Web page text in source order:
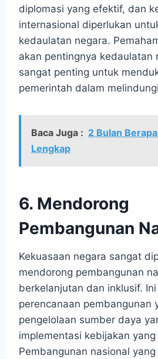
diplomasi yang efektif, dan
internasional diperlukan
kedaulatan negara.
akan pentingnya kedaulatan
sangat penting untuk
pemerintah dalam
Baca Juga : 2 Bulan
Lengkap
6. Mendorong
Pembangunan
Kekuasaan negara sangat
mendorong pembangunan
berkelanjutan dan inklusif.
perencanaan pembangunan
pengelolaan sumber daya
implementasi kebijakan
Pembangunan nasional